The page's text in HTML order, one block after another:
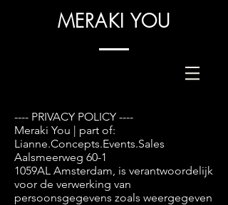
MERAKI YOU
---- PRIVACY POLICY ----
Meraki You | part of:
Lianne.Concepts.Events.Sales
Aalsmeerweg 60-1
1059AL Amsterdam, is verantwoordelijk
voor de verwerking van
persoonsgegevens zoals weergegeven